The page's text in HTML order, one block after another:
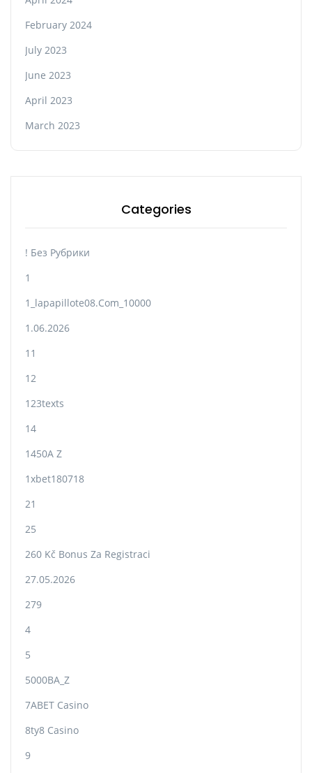
February 2024
July 2023
June 2023
April 2023
March 2023
Categories
! Без Рубрики
1
1_lapapillote08.com_10000
1.06.2026
11
12
123texts
14
1450A Z
1xbet180718
21
25
260 Kč Bonus Za Registraci
27.05.2026
279
4
5
5000BA_Z
7ABET Casino
8ty8 Casino
9